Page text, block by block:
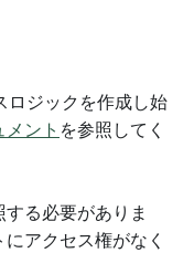
ロジックを作成し始
ント を参照してく
る必要がありま
アクセス権がなく